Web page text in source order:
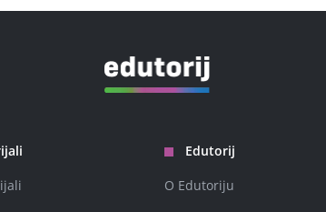
Edutorij
O Edutoriju